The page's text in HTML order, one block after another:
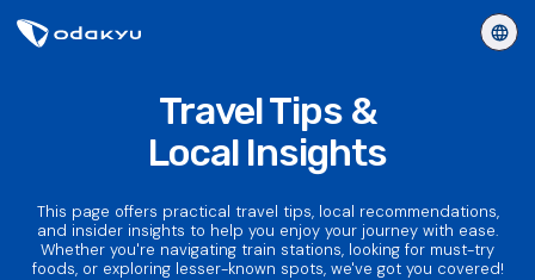
Travel Tips &
Local Insights
This page offers practical travel tips, local recommendations,
and insider insights to help you enjoy your journey with ease.
Whether you're navigating train stations, looking for must-try
foods, or exploring lesser-known spots, we've got you covered!